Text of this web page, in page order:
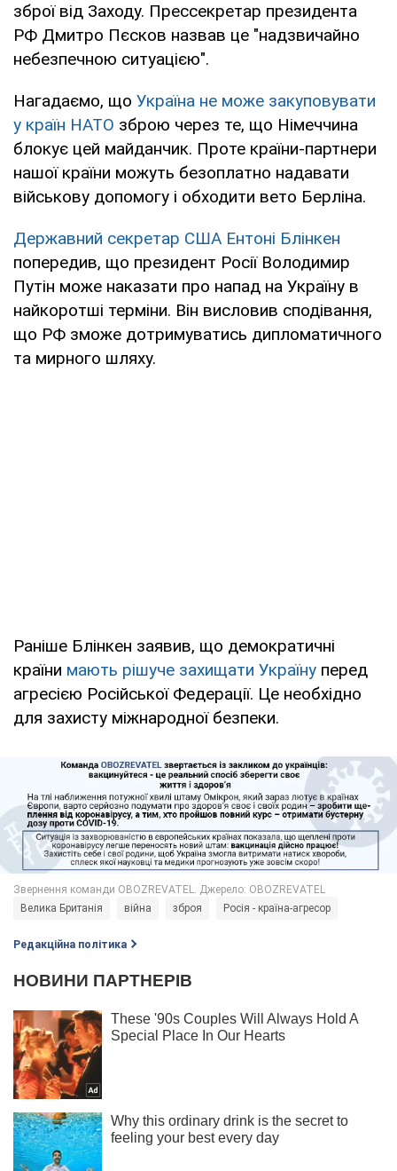
зброї від Заходу. Прессекретар президента
РФ Дмитро Пєсков назвав це "надзвичайно
небезпечною ситуацією".
Нагадаємо, що Україна не може закуповувати
у країн НАТО зброю через те, що Німеччина
блокує цей майданчик. Проте країни-партнери
нашої країни можуть безоплатно надавати
військову допомогу і обходити вето Берліна.
Державний секретар США Ентоні Блінкен
попередив, що президент Росії Володимир
Путін може наказати про напад на Україну в
найкоротші терміни. Він висловив сподівання,
що РФ зможе дотримуватись дипломатичного
та мирного шляху.
Раніше Блінкен заявив, що демократичні
країни мають рішуче захищати Україну перед
агресією Російської Федерації. Це необхідно
для захисту міжнародної безпеки.
Велика Британія війна зброя Росія - країна-агресор
Редакційна політика